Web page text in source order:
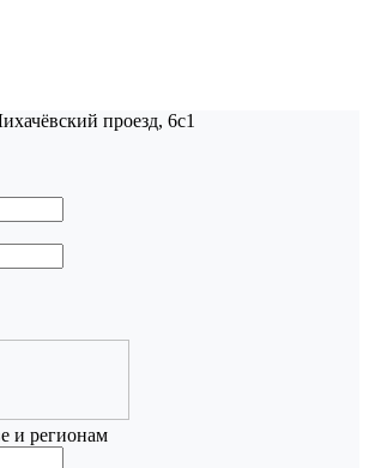
проезд, 6с1
и регионам